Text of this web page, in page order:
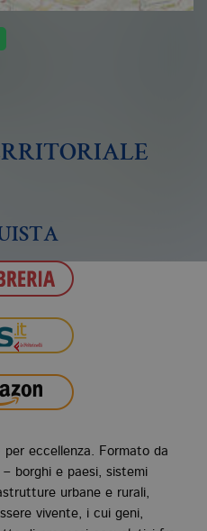
eccellenza. Formato da
borghi e paesi, sistemi
urbane e rurali,
vivente, i cui geni,